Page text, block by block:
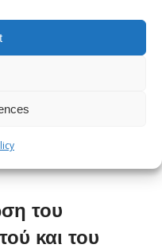
του
και του